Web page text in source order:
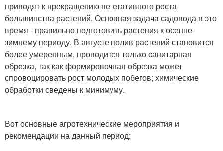
приводят к прекращению вегетативного роста
большинства растений. Основная задача садовода в это
время - правильно подготовить растения к осенне-
зимнему периоду. В августе полив растений становится
более умеренным, проводится только санитарная
обрезка, так как формировочная обрезка может
спровоцировать рост молодых побегов; химические
обработки сведены к минимуму.
Вот основные агротехнические мероприятия и
рекомендации на данный период: